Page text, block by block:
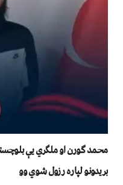
محمد ګورن او ملګري یې
بریدونو لپاره رزول شوي وو